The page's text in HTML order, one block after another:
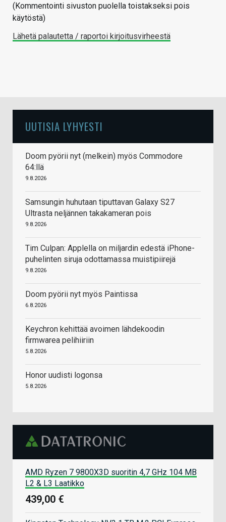
(Kommentointi sivuston puolella toistakseksi pois
käytöstä)
Lähetä palautetta / raportoi kirjoitusvirheestä
UUTISIA LYHYESTI
Doom pyörii nyt (melkein) myös Commodore
64:llä
9.8.2026
Samsungin huhutaan tiputtavan Galaxy S27
Ultrasta neljännen takakameran pois
9.8.2026
Tim Culpan: Applella on miljardin edestä iPhone-
puhelinten siruja odottamassa muistipiirejä
9.8.2026
Doom pyörii nyt myös Paintissa
6.8.2026
Keychron kehittää avoimen lähdekoodin
firmwarea pelihiiriin
5.8.2026
Honor uudisti logonsa
5.8.2026
AMD Ryzen 7 9800X3D suoritin 4,7 GHz 104 MB
L2 & L3 Laatikko
439,00 €